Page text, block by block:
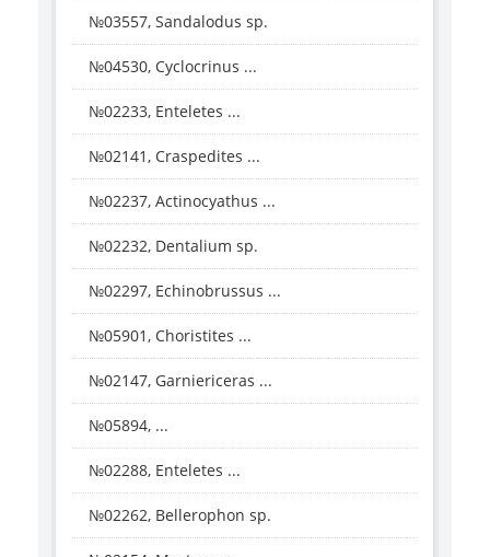
№03557, Sandalodus sp.
№04530, Cyclocrinus ...
№02233, Enteletes ...
№02141, Craspedites ...
№02237, Actinocyathus ...
№02232, Dentalium sp.
№02297, Echinobrussus ...
№05901, Choristites ...
№02147, Garniericeras ...
№05894, ...
№02288, Enteletes ...
№02262, Bellerophon sp.